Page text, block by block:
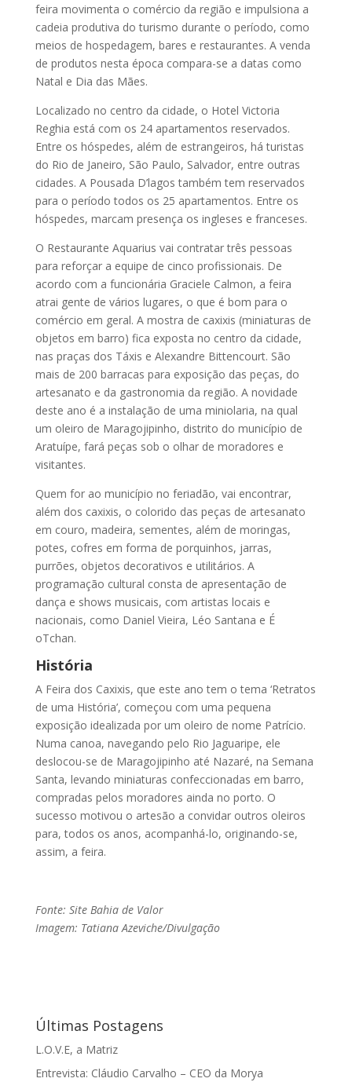
feira movimenta o comércio da região e impulsiona a
cadeia produtiva do turismo durante o período, como
meios de hospedagem, bares e restaurantes. A venda
de produtos nesta época compara-se a datas como
Natal e Dia das Mães.
Localizado no centro da cidade, o Hotel Victoria
Reghia está com os 24 apartamentos reservados.
Entre os hóspedes, além de estrangeiros, há turistas
do Rio de Janeiro, São Paulo, Salvador, entre outras
cidades. A Pousada D’lagos também tem reservados
para o período todos os 25 apartamentos. Entre os
hóspedes, marcam presença os ingleses e franceses.
O Restaurante Aquarius vai contratar três pessoas
para reforçar a equipe de cinco profissionais. De
acordo com a funcionária Graciele Calmon, a feira
atrai gente de vários lugares, o que é bom para o
comércio em geral. A mostra de caxixis (miniaturas de
objetos em barro) fica exposta no centro da cidade,
nas praças dos Táxis e Alexandre Bittencourt. São
mais de 200 barracas para exposição das peças, do
artesanato e da gastronomia da região. A novidade
deste ano é a instalação de uma miniolaria, na qual
um oleiro de Maragojipinho, distrito do município de
Aratuípe, fará peças sob o olhar de moradores e
visitantes.
Quem for ao município no feriadão, vai encontrar,
além dos caxixis, o colorido das peças de artesanato
em couro, madeira, sementes, além de moringas,
potes, cofres em forma de porquinhos, jarras,
purrões, objetos decorativos e utilitários. A
programação cultural consta de apresentação de
dança e shows musicais, com artistas locais e
nacionais, como Daniel Vieira, Léo Santana e É
oTchan.
História
A Feira dos Caxixis, que este ano tem o tema ‘Retratos
de uma História’, começou com uma pequena
exposição idealizada por um oleiro de nome Patrício.
Numa canoa, navegando pelo Rio Jaguaripe, ele
deslocou-se de Maragojipinho até Nazaré, na Semana
Santa, levando miniaturas confeccionadas em barro,
compradas pelos moradores ainda no porto. O
sucesso motivou o artesão a convidar outros oleiros
para, todos os anos, acompanhá-lo, originando-se,
assim, a feira.
Fonte: Site Bahia de Valor
Imagem: Tatiana Azeviche/Divulgação
Últimas Postagens
L.O.V.E, a Matriz
Entrevista: Cláudio Carvalho – CEO da Morya